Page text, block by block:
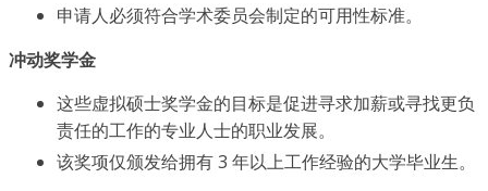
申请人必须符合学术委员会制定的可用性标准。
冲动奖学金
这些虚拟硕士奖学金的目标是促进寻求加薪或寻找更负
责任的工作的专业人士的职业发展。
该奖项仅颁发给拥有 3 年以上工作经验的大学毕业生。